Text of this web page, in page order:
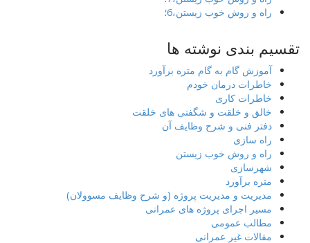
راه و روش خوب زیستن،6؛
تقسیم بندی نوشته ها
آموزش گام به گام متره برآورد
خاطرات درمان خودم
خاطرات کاری
خالق و خلقت و شگفتی های خلقت
دفتر فنی و شرح وظایف آن
راه سازی
راه و روش خوب زیستن
شهرسازی
متره برآورد
مدیریت و مدیریت پروژه (و شرح وظایف مسوولان)
مسیر اجرای پروژه های عمرانی
مطالب عمومی
مقالات غیر عمرانی